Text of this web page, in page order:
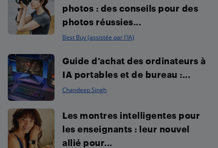
photos : des conseils pour des
photos réussies...
Best Buy (assistée par l'IA)
Guide d’achat des ordinateurs à
IA portables et de bureau :...
Chandeep Singh
Les montres intelligentes pour
les enseignants : leur nouvel
allié pour...